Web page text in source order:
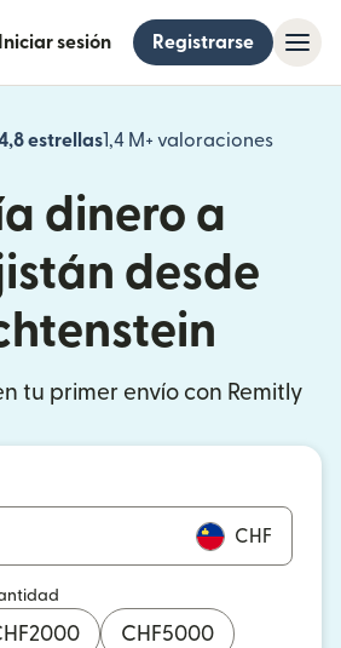
Iniciar sesión Registrarse
estrellas1,4 M+ valoraciones
(se
dinero a
desde
tu primer envío con Remitly
CHF
2000 CHF5000